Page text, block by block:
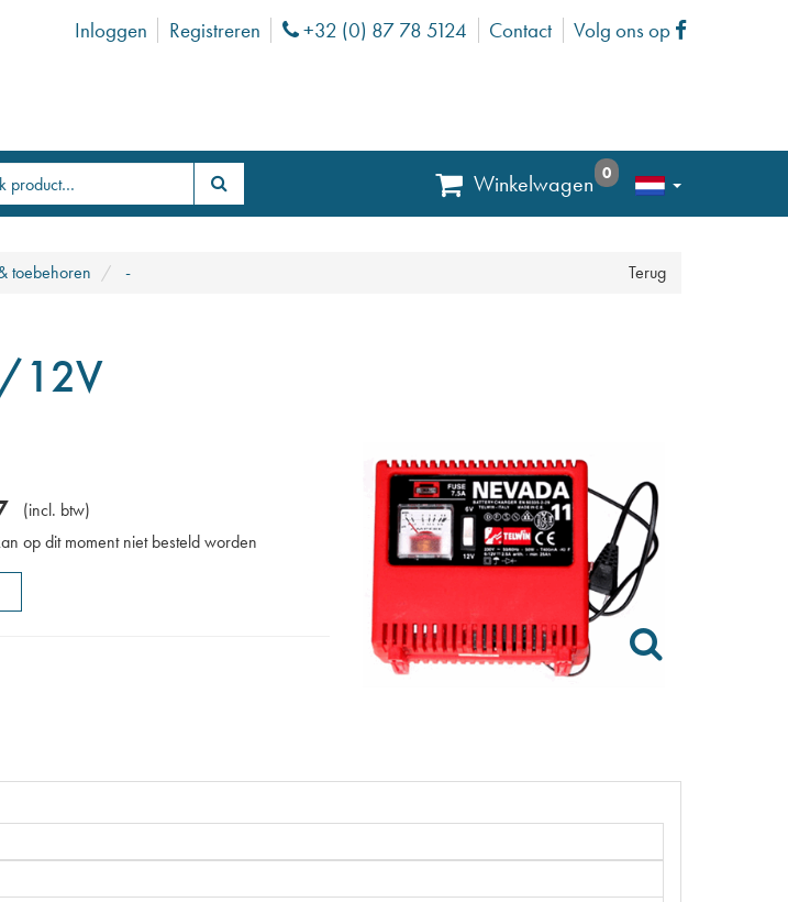
Inloggen Registreren Phone
+32 (0) 87 78 5124 Contact Volg ons op Facebook
Winkelwagen 0
Terug
toebehoren -
12V
(incl. btw)
op dit moment niet besteld worden